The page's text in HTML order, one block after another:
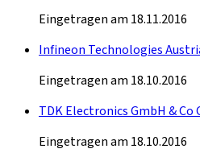
Eingetragen am 18.11.2016
Infineon Technologies
Eingetragen am 18.10.2016
TDK Electronics GmbH & Co
Eingetragen am 18.10.2016